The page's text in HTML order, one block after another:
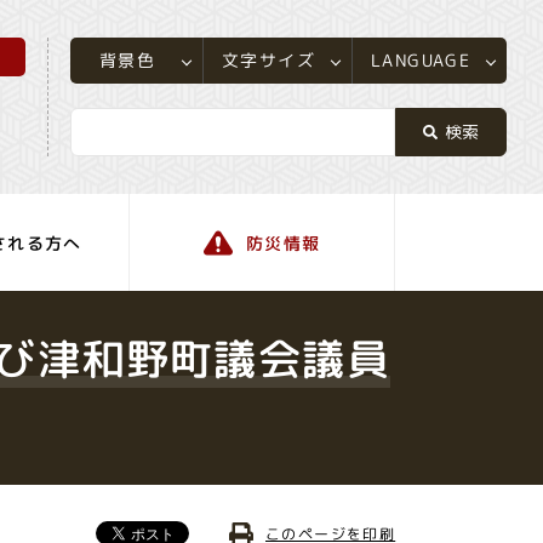
背景色 文字サイズ LANGUAGE
れる方へ 防災情報
津和野町議会議員
このページを印刷